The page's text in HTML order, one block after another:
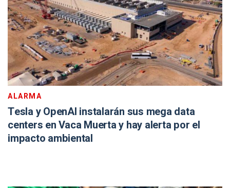
ALARMA
Tesla y OpenAI instalarán sus mega data
centers en Vaca Muerta y hay alerta por el
impacto ambiental